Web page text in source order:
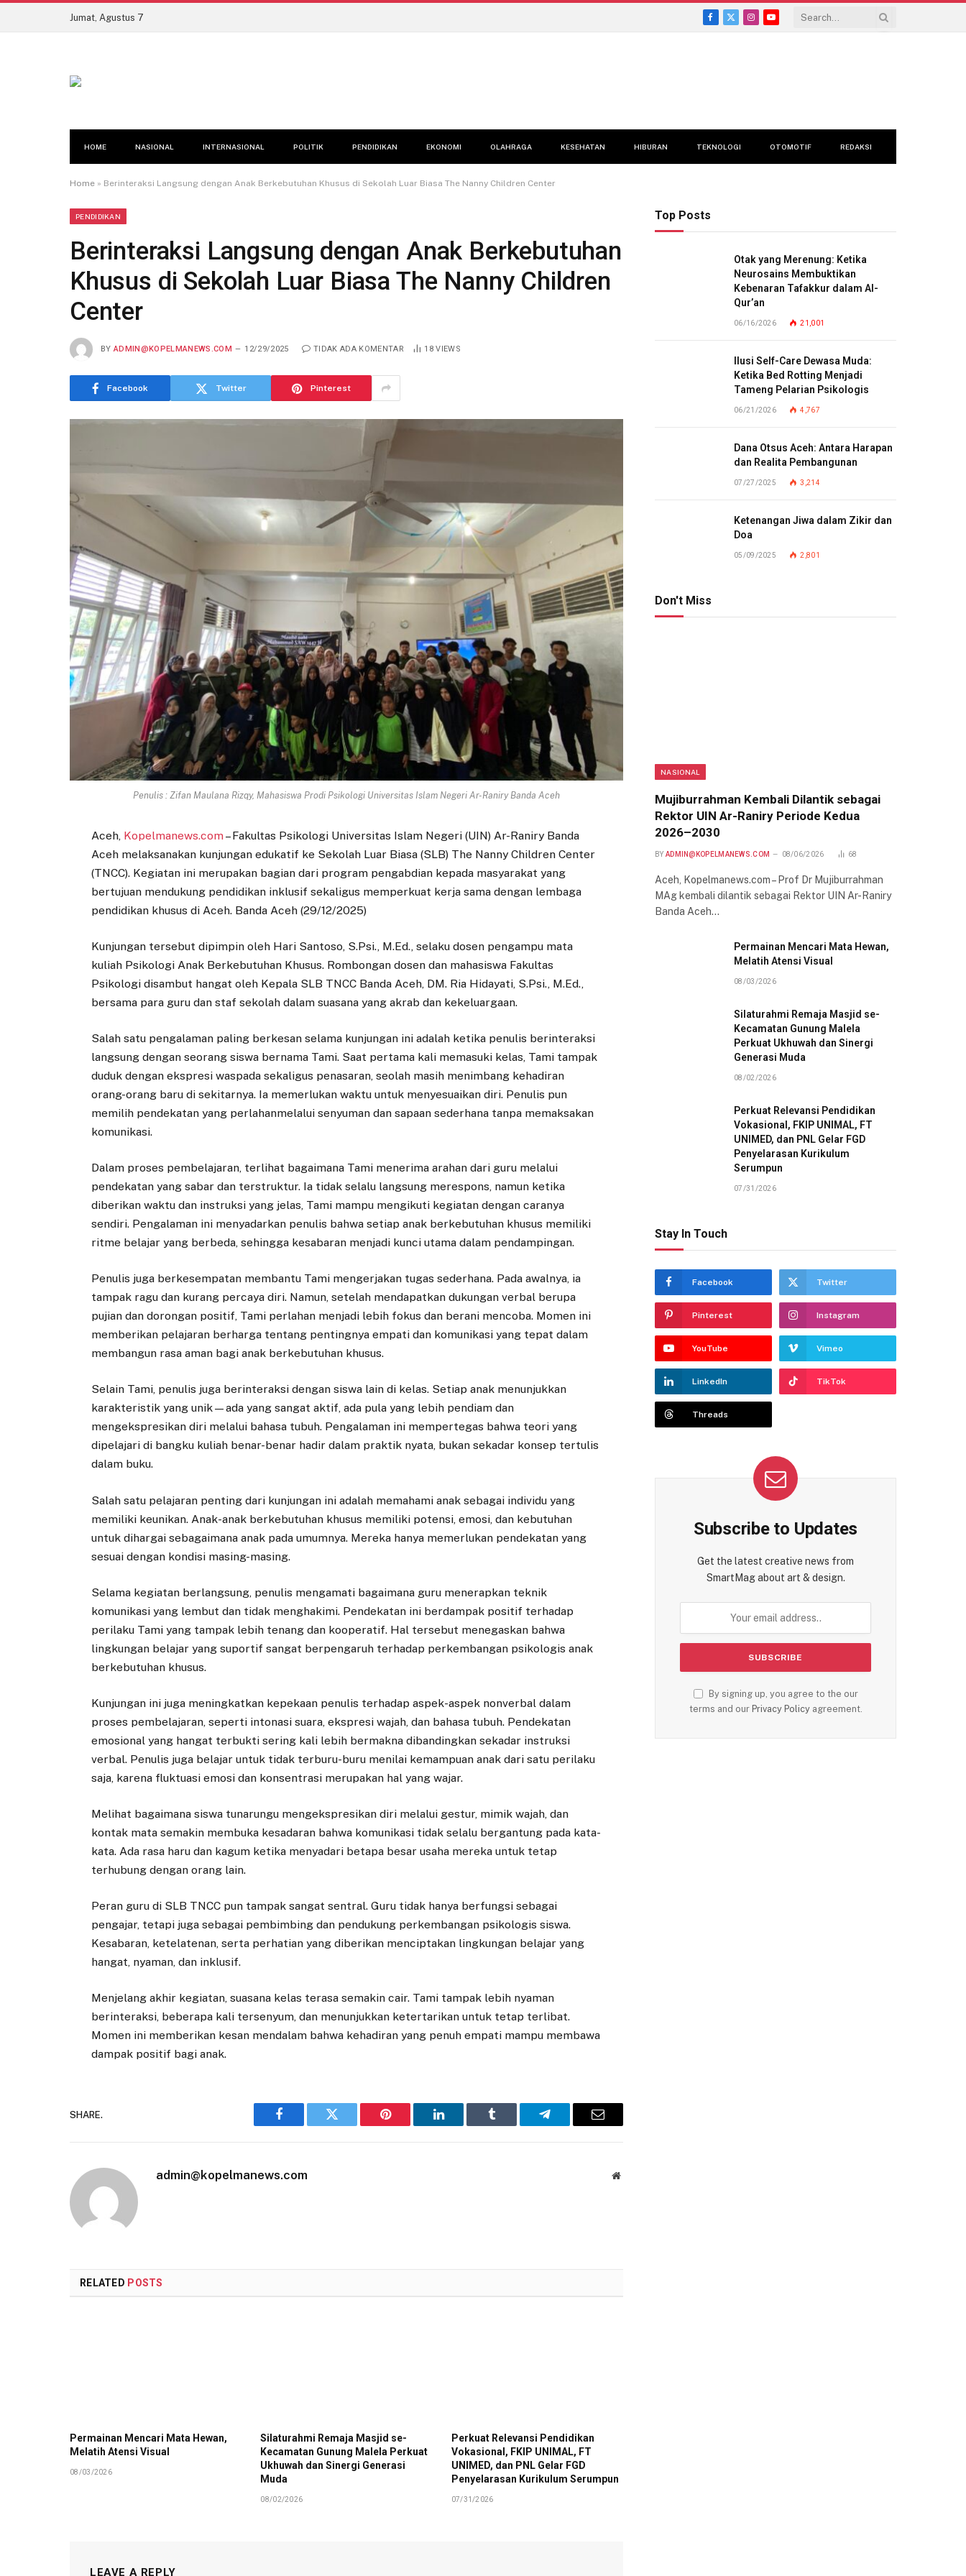
Jumat, Agustus 7
Facebook
X
InstagramYouTube
HOME NASIONAL INTERNASIONAL POLITIK PENDIDIKAN EKONOMI OLAHRAGA KESEHATAN HIBURAN TEKNOLOGI OTOMOTIF REDAKSI
Home » Berinteraksi Langsung dengan Anak Berkebutuhan Khusus di Sekolah Luar Biasa The Nanny Children Center
PENDIDIKAN
Berinteraksi Langsung dengan Anak Berkebutuhan
Khusus di Sekolah Luar Biasa The Nanny Children
Center
BY ADMIN@KOPELMANEWS.COM 12/29/2025 TIDAK ADA KOMENTAR 18VIEWS
Facebook Twitter Pinterest
Penulis : Zifan Maulana Rizqy, Mahasiswa Prodi Psikologi Universitas Islam Negeri Ar-Raniry Banda Aceh
Aceh, Kopelmanews.com– Fakultas Psikologi Universitas Islam Negeri (UIN) Ar-Raniry Banda
Aceh melaksanakan kunjungan edukatif ke Sekolah Luar Biasa (SLB) The Nanny Children Center
(TNCC). Kegiatan ini merupakan bagian dari program pengabdian kepada masyarakat yang
bertujuan mendukung pendidikan inklusif sekaligus memperkuat kerja sama dengan lembaga
pendidikan khusus di Aceh. Banda Aceh (29/12/2025)
Kunjungan tersebut dipimpin oleh Hari Santoso, S.Psi., M.Ed., selaku dosen pengampu mata
kuliah Psikologi Anak Berkebutuhan Khusus. Rombongan dosen dan mahasiswa Fakultas
Psikologi disambut hangat oleh Kepala SLB TNCC Banda Aceh, DM. Ria Hidayati, S.Psi., M.Ed.,
bersama para guru dan staf sekolah dalam suasana yang akrab dan kekeluargaan.
Salah satu pengalaman paling berkesan selama kunjungan ini adalah ketika penulis berinteraksi
langsung dengan seorang siswa bernama Tami. Saat pertama kali memasuki kelas, Tami tampak
duduk dengan ekspresi waspada sekaligus penasaran, seolah masih menimbang kehadiran
orang-orang baru di sekitarnya. Ia memerlukan waktu untuk menyesuaikan diri. Penulis pun
memilih pendekatan yang perlahanmelalui senyuman dan sapaan sederhana tanpa memaksakan
komunikasi.
Dalam proses pembelajaran, terlihat bagaimana Tami menerima arahan dari guru melalui
pendekatan yang sabar dan terstruktur. Ia tidak selalu langsung merespons, namun ketika
diberikan waktu dan instruksi yang jelas, Tami mampu mengikuti kegiatan dengan caranya
sendiri. Pengalaman ini menyadarkan penulis bahwa setiap anak berkebutuhan khusus memiliki
ritme belajar yang berbeda, sehingga kesabaran menjadi kunci utama dalam pendampingan.
Penulis juga berkesempatan membantu Tami mengerjakan tugas sederhana. Pada awalnya, ia
tampak ragu dan kurang percaya diri. Namun, setelah mendapatkan dukungan verbal berupa
pujian dan dorongan positif, Tami perlahan menjadi lebih fokus dan berani mencoba. Momen ini
memberikan pelajaran berharga tentang pentingnya empati dan komunikasi yang tepat dalam
membangun rasa aman bagi anak berkebutuhan khusus.
Selain Tami, penulis juga berinteraksi dengan siswa lain di kelas. Setiap anak menunjukkan
karakteristik yang unik—ada yang sangat aktif, ada pula yang lebih pendiam dan
mengekspresikan diri melalui bahasa tubuh. Pengalaman ini mempertegas bahwa teori yang
dipelajari di bangku kuliah benar-benar hadir dalam praktik nyata, bukan sekadar konsep tertulis
dalam buku.
Salah satu pelajaran penting dari kunjungan ini adalah memahami anak sebagai individu yang
memiliki keunikan. Anak-anak berkebutuhan khusus memiliki potensi, emosi, dan kebutuhan
untuk dihargai sebagaimana anak pada umumnya. Mereka hanya memerlukan pendekatan yang
sesuai dengan kondisi masing-masing.
Selama kegiatan berlangsung, penulis mengamati bagaimana guru menerapkan teknik
komunikasi yang lembut dan tidak menghakimi. Pendekatan ini berdampak positif terhadap
perilaku Tami yang tampak lebih tenang dan kooperatif. Hal tersebut menegaskan bahwa
lingkungan belajar yang suportif sangat berpengaruh terhadap perkembangan psikologis anak
berkebutuhan khusus.
Kunjungan ini juga meningkatkan kepekaan penulis terhadap aspek-aspek nonverbal dalam
proses pembelajaran, seperti intonasi suara, ekspresi wajah, dan bahasa tubuh. Pendekatan
emosional yang hangat terbukti sering kali lebih bermakna dibandingkan sekadar instruksi
verbal. Penulis juga belajar untuk tidak terburu-buru menilai kemampuan anak dari satu perilaku
saja, karena fluktuasi emosi dan konsentrasi merupakan hal yang wajar.
Melihat bagaimana siswa tunarungu mengekspresikan diri melalui gestur, mimik wajah, dan
kontak mata semakin membuka kesadaran bahwa komunikasi tidak selalu bergantung pada kata-
kata. Ada rasa haru dan kagum ketika menyadari betapa besar usaha mereka untuk tetap
terhubung dengan orang lain.
Peran guru di SLB TNCC pun tampak sangat sentral. Guru tidak hanya berfungsi sebagai
pengajar, tetapi juga sebagai pembimbing dan pendukung perkembangan psikologis siswa.
Kesabaran, ketelatenan, serta perhatian yang diberikan menciptakan lingkungan belajar yang
hangat, nyaman, dan inklusif.
Menjelang akhir kegiatan, suasana kelas terasa semakin cair. Tami tampak lebih nyaman
berinteraksi, beberapa kali tersenyum, dan menunjukkan ketertarikan untuk tetap terlibat.
Momen ini memberikan kesan mendalam bahwa kehadiran yang penuh empati mampu membawa
dampak positif bagi anak.
SHARE.
Facebook Twitter Pinterest LinkedIn Tumblr Telegram Email
admin@kopelmanews.com Website
RELATED POSTS
Permainan Mencari Mata Hewan,
Melatih Atensi Visual
08/03/2026
Silaturahmi Remaja Masjid se-
Kecamatan Gunung Malela Perkuat
Ukhuwah dan Sinergi Generasi
Muda
08/02/2026
Perkuat Relevansi Pendidikan
Vokasional, FKIP UNIMAL, FT
UNIMED, dan PNL Gelar FGD
Penyelarasan Kurikulum Serumpun
07/31/2026
LEAVE A REPLY
Top Posts
Otak yang Merenung: Ketika
Neurosains Membuktikan
Kebenaran Tafakkur dalam Al-
Qur’an
06/16/2026 21,001
Ilusi Self-Care Dewasa Muda:
Ketika Bed Rotting Menjadi
Tameng Pelarian Psikologis
06/21/2026 4,767
Dana Otsus Aceh: Antara Harapan
dan Realita Pembangunan
07/27/2025 3,214
Ketenangan Jiwa dalam Zikir dan
Doa
05/09/2025 2,801
Don't Miss
NASIONAL
Mujiburrahman Kembali Dilantik sebagai
Rektor UIN Ar-Raniry Periode Kedua
2026–2030
BY ADMIN@KOPELMANEWS.COM 08/06/2026 68
Aceh, Kopelmanews.com – Prof Dr Mujiburrahman
MAg kembali dilantik sebagai Rektor UIN Ar-Raniry
Banda Aceh…
Permainan Mencari Mata Hewan,
Melatih Atensi Visual
08/03/2026
Silaturahmi Remaja Masjid se-
Kecamatan Gunung Malela
Perkuat Ukhuwah dan Sinergi
Generasi Muda
08/02/2026
Perkuat Relevansi Pendidikan
Vokasional, FKIP UNIMAL, FT
UNIMED, dan PNL Gelar FGD
Penyelarasan Kurikulum
Serumpun
07/31/2026
Stay In Touch
Facebook Twitter
Pinterest Instagram
YouTube Vimeo
LinkedIn TikTok
Threads
Subscribe to Updates
Get the latest creative news from
SmartMag about art & design.
By signing up, you agree to the our
terms and our Privacy Policyagreement.